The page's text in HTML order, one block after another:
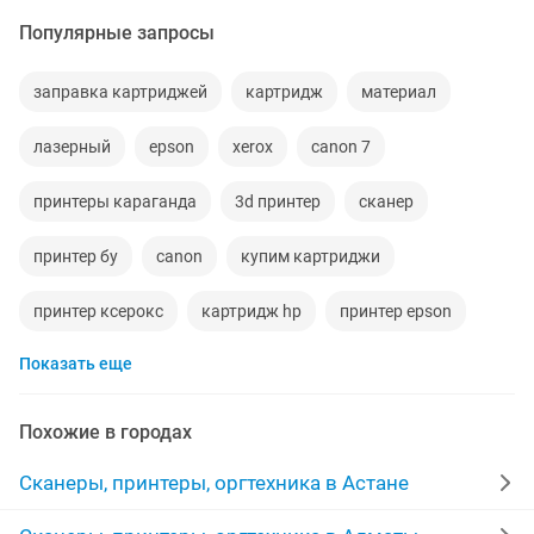
Популярные запросы
заправка картриджей картридж материал
лазерный epson xerox canon 7
принтеры караганда 3d принтер сканер
принтер бу canon купим картриджи
принтер ксерокс картридж hp принтер epson
цветной
лазерный принтер хорошем состоянии
Показать еще
Похожие в городах
Сканеры, принтеры, оргтехника в Астане